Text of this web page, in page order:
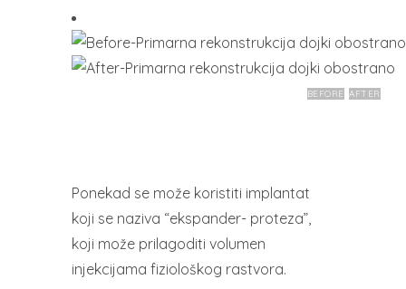
BEFORE AFTER
Ponekad se može koristiti implantat
koji se naziva “ekspander- proteza”,
koji može prilagoditi volumen
injekcijama fiziološkog rastvora.